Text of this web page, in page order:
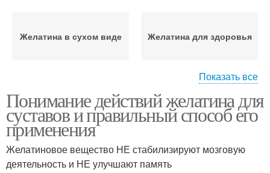
Желатина в сухом виде Желатина для здоровья
здоровых суставов
Обертывание для
лечения
Желатина в лечении
Результаты при
Показать все
Понимание действий желатина для
суставов и правильный способ его
применения
Желатиновое вещество НЕ стабилизируют мозговую
деятельность и НЕ улучшают память